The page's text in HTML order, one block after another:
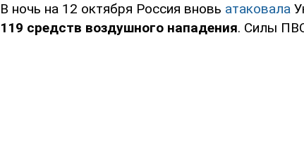
В ночь на 12 октября Россия вновь атаковала
119 средств воздушного нападения. Силы